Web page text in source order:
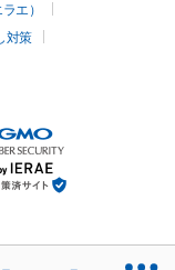
エ）
対策